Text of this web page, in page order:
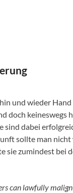
und wieder
doch keineswegs
dabei
sollte man nicht
zumindest bei
can lawfully malign